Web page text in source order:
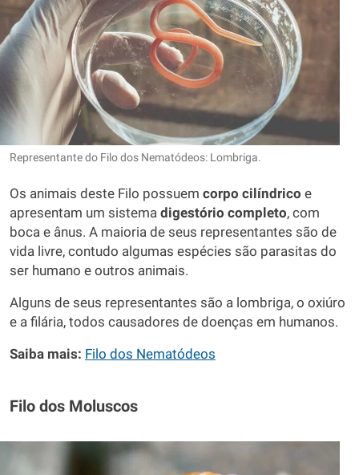
Representante do Filo dos Nematódeos: Lombriga.
Os animais deste Filo possuem corpo cilíndrico e
apresentam um sistema digestório completo, com
boca e ânus. A maioria de seus representantes são de
vida livre, contudo algumas espécies são parasitas do
ser humano e outros animais.
Alguns de seus representantes são a lombriga, o oxiúro
e a filária, todos causadores de doenças em humanos.
Saiba mais: Filo dos Nematódeos
Filo dos Moluscos